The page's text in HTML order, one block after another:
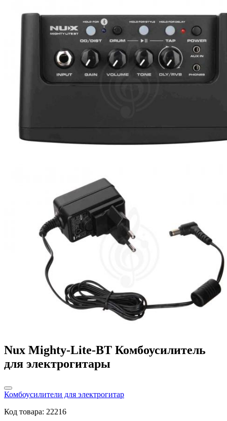
Nux Mighty-Lite-BT Комбоусилитель
для электрогитары
Комбоусилители для электрогитар
Код товара: 22216